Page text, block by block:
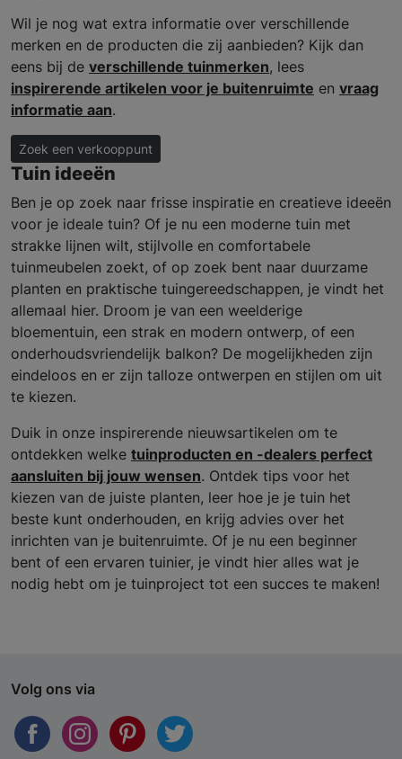
Wil je nog wat extra informatie over verschillende
merken en de producten die zij aanbieden? Kijk dan
eens bij de verschillende tuinmerken, lees
inspirerende artikelen voor je buitenruimte en vraag
informatie aan.
Zoek een verkooppunt
Tuin ideeën
Ben je op zoek naar frisse inspiratie en creatieve ideeën
voor je ideale tuin? Of je nu een moderne tuin met
strakke lijnen wilt, stijlvolle en comfortabele
tuinmeubelen zoekt, of op zoek bent naar duurzame
planten en praktische tuingereedschappen, je vindt het
allemaal hier. Droom je van een weelderige
bloementuin, een strak en modern ontwerp, of een
onderhoudsvriendelijk balkon? De mogelijkheden zijn
eindeloos en er zijn talloze ontwerpen en stijlen om uit
te kiezen.
Duik in onze inspirerende nieuwsartikelen om te
ontdekken welke tuinproducten en -dealers perfect
aansluiten bij jouw wensen. Ontdek tips voor het
kiezen van de juiste planten, leer hoe je je tuin het
beste kunt onderhouden, en krijg advies over het
inrichten van je buitenruimte. Of je nu een beginner
bent of een ervaren tuinier, je vindt hier alles wat je
nodig hebt om je tuinproject tot een succes te maken!
Volg ons via